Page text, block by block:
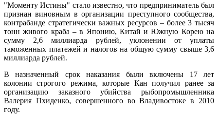
"Моменту Истины" стало известно, что предприниматель был
признан виновным в организации преступного сообщества,
контрабанде стратегически важных ресурсов – более 3 тысяч
тонн живого краба – в Японию, Китай и Южную Корею на
сумму 2,6 миллиарда рублей, уклонении от уплаты
таможенных платежей и налогов на общую сумму свыше 3,6
миллиарда рублей.
В назначенный срок наказания были включены 17 лет
колонии строгого режима, которые Кан получил ранее за
организацию заказного убийства рыбопромышленника
Валерия Пхиденко, совершенного во Владивостоке в 2010
году.